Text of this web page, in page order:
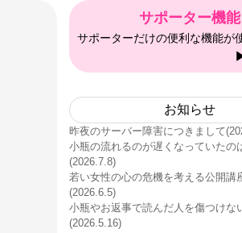
サポーター機能
サポーターだけの便利な機能が
お知らせ
昨夜のサーバー障害につきまして
小瓶の流れるのが遅くなっていたの
(2026.7.8)
若い女性の心の危機を考える公開講
(2026.6.5)
小瓶やお返事で読んだ人を傷つけな
(2026.5.16)